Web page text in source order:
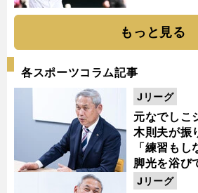
もっと見る
各スポーツコラム記事
元なでしこ
木則夫が振
「練習も
脚光を浴び
い４年間で
Jリーグ
Jリーグ